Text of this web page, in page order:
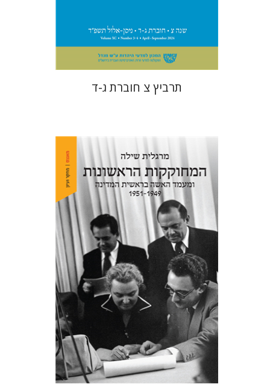
$63
$57
תרביץ צ חוברת ג-ד
מרגלית שילה
הנחת אתר ספר מודפס
$42
$38